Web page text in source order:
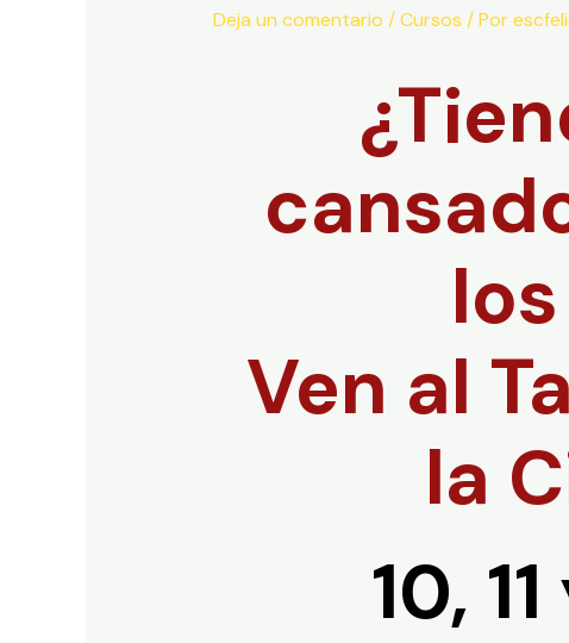
Deja un comentario /Cursos / Por
Ven al
la
10,